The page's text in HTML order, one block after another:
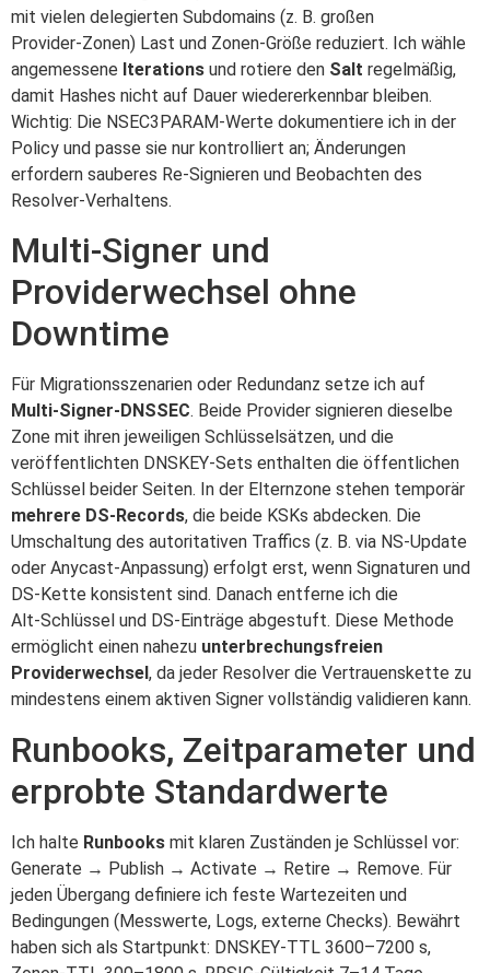
mit vielen delegierten Subdomains (z. B. großen
Provider‑Zonen) Last und Zonen‑Größe reduziert. Ich wähle
angemessene Iterations und rotiere den Salt regelmäßig,
damit Hashes nicht auf Dauer wiedererkennbar bleiben.
Wichtig: Die NSEC3PARAM‑Werte dokumentiere ich in der
Policy und passe sie nur kontrolliert an; Änderungen
erfordern sauberes Re‑Signieren und Beobachten des
Resolver‑Verhaltens.
Multi‑Signer und
Providerwechsel ohne
Downtime
Für Migrationsszenarien oder Redundanz setze ich auf
Multi‑Signer‑DNSSEC. Beide Provider signieren dieselbe
Zone mit ihren jeweiligen Schlüsselsätzen, und die
veröffentlichten DNSKEY‑Sets enthalten die öffentlichen
Schlüssel beider Seiten. In der Elternzone stehen temporär
mehrere DS‑Records, die beide KSKs abdecken. Die
Umschaltung des autoritativen Traffics (z. B. via NS‑Update
oder Anycast‑Anpassung) erfolgt erst, wenn Signaturen und
DS‑Kette konsistent sind. Danach entferne ich die
Alt‑Schlüssel und DS‑Einträge abgestuft. Diese Methode
ermöglicht einen nahezu unterbrechungsfreien
Providerwechsel , da jeder Resolver die Vertrauenskette zu
mindestens einem aktiven Signer vollständig validieren kann.
Runbooks, Zeitparameter und
erprobte Standardwerte
Ich halte Runbooks mit klaren Zuständen je Schlüssel vor:
Generate → Publish → Activate → Retire → Remove. Für
jeden Übergang definiere ich feste Wartezeiten und
Bedingungen (Messwerte, Logs, externe Checks). Bewährt
haben sich als Startpunkt: DNSKEY‑TTL 3600–7200 s,